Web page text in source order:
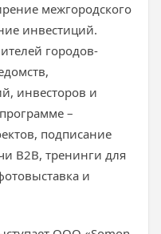
межгородского
инвестиций.
городов-
инвесторов и
–
подписание
B2B, тренинги для
и